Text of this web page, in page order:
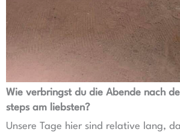
Wie verbringst du die Abende nach
steps am liebsten?
Unsere Tage hier sind relative lang,